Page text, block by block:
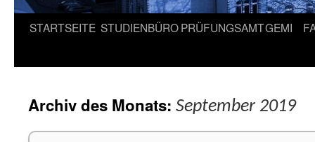
STARTSEITE STUDIENBÜROPRÜFUNGSAMTGEMI
Archiv des Monats: September 2019